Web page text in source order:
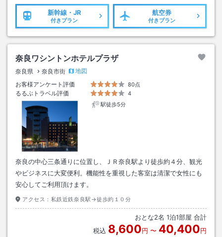
新幹線・JR
付きプラン
航空券
付きプラン
奈良ワシントンホテルプラザ
奈良県 奈良市街
地図
お客様アンケート評価
80点
るるぶトラベル評価
4
駅徒歩5分
奈良の中心三条通りに位置し、ＪＲ奈良駅より徒歩約４分、観光
やビジネスに大変便利。機能性を重視した客室は清潔で女性にも
安心してご利用頂けます。
アクセス： 私鉄近鉄奈良駅→徒歩約１０分
おとな2名 1泊1部屋 合計
税込 8,600円 〜 40,400円